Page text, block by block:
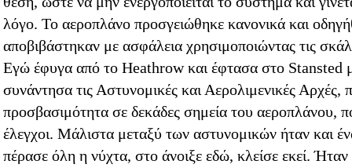
λόγο. Το αεροπλάνο προσγειώθηκε κανονικά και
αποβιβάστηκαν με ασφάλεια χρησιμοποιώντας τις
Εγώ έφυγα από το Heathrow και έφτασα στο Stansted
συνάντησα τις Αστυνομικές και Αερολιμενικές
προσβασιμότητα σε δεκάδες σημεία του αεροπλάνου,
έλεγχοι. Μάλιστα μεταξύ των αστυνομικών ήταν και
πέρασε όλη η νύχτα, στο άνοιξε εδώ, κλείσε εκεί.